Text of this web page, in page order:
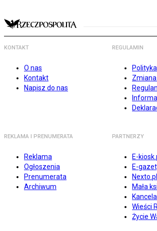
KONTAKT
O nas
Kontakt
Napisz do nas
REGULAMIN
REKLAMA I PRENUMERATA
Reklama
Ogłoszenia
Prenumerata
Archiwum
PARTNERZY
E-
E-
Nexto.pl
Mała
Wieści
Życie